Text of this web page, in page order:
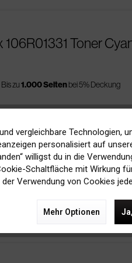
Toner
Bis zu1.000 Seitenbei 5% Deckung
Toner Cyan
vergleichbare Technologien,
personalisiert auf
willigst du in die
Schaltfläche mit Wirkung
Verwendung von Cookies
Mehr Optionen